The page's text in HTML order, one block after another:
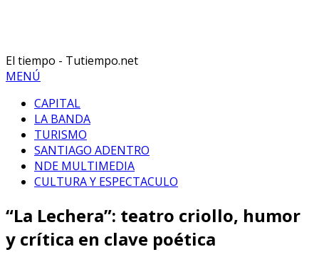
El tiempo - Tutiempo.net
MENÚ
CAPITAL
LA BANDA
TURISMO
SANTIAGO ADENTRO
NDE MULTIMEDIA
CULTURA Y ESPECTACULO
“La Lechera”: teatro criollo, humor
y crítica en clave poética